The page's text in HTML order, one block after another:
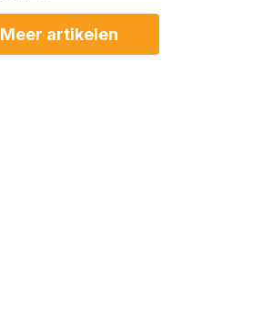
Meer artikelen